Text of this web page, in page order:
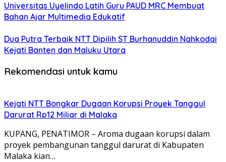
Universitas Uyelindo Latih Guru PAUD MRC Membuat
Bahan Ajar Multimedia Edukatif
Dua Putra Terbaik NTT Dipilih ST Burhanuddin Nahkodai
Kejati Banten dan Maluku Utara
Rekomendasi untuk kamu
Kejati NTT Bongkar Dugaan Korupsi Proyek Tanggul
Darurat Rp12 Miliar di Malaka
KUPANG, PENATIMOR – Aroma dugaan korupsi dalam
proyek pembangunan tanggul darurat di Kabupaten
Malaka kian…